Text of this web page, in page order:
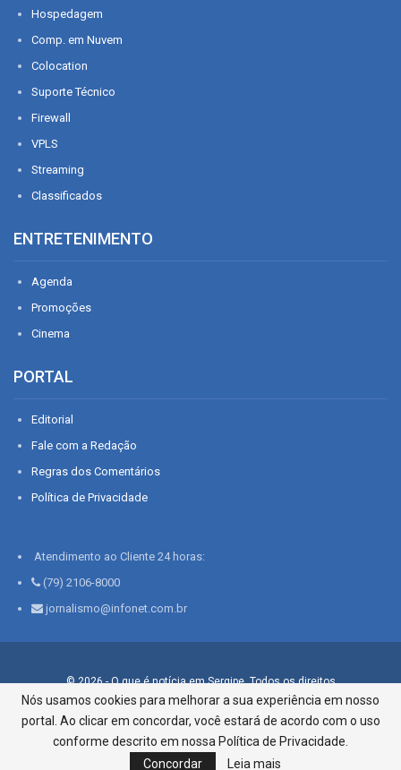
Hospedagem
Comp. em Nuvem
Colocation
Suporte Técnico
Firewall
VPLS
Streaming
Classificados
ENTRETENIMENTO
Agenda
Promoções
Cinema
PORTAL
Editorial
Fale com a Redação
Regras dos Comentários
Política de Privacidade
Atendimento ao Cliente 24 horas:
(79) 2106-8000
jornalismo@infonet.com.br
© 2026 - O que é notícia em Sergipe. Todos os direitos
reservados.
Infonet - Rua Monsenhor Silveira 276, Bairro São José |
Aracaju-SE, CEP 49015-030, Fone: 79.2106.8000 - CI Centro de
Informações LTDA
Nós usamos cookies para melhorar a sua experiência em nosso
portal. Ao clicar em concordar, você estará de acordo com o uso
conforme descrito em nossa Política de Privacidade.
Concordar
Leia mais